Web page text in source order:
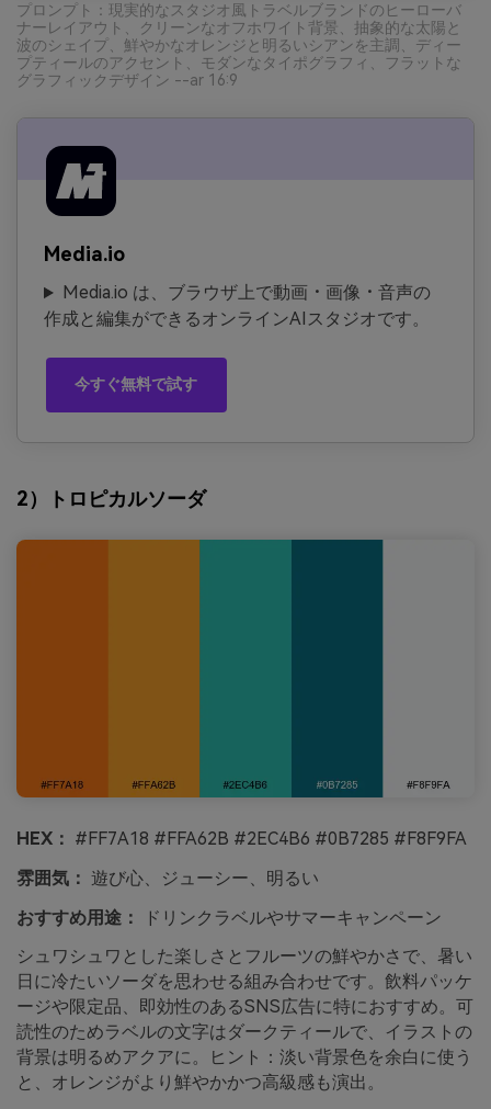
プロンプト：現実的なスタジオ風トラベルブランドのヒーローバ
ナーレイアウト、クリーンなオフホワイト背景、抽象的な太陽と
波のシェイプ、鮮やかなオレンジと明るいシアンを主調、ディー
プティールのアクセント、モダンなタイポグラフィ、フラットな
グラフィックデザイン --ar 16:9
Media.io
Media.io は、ブラウザ上で動画・画像・音声の
作成と編集ができるオンラインAIスタジオです。
今すぐ無料で試す
2）トロピカルソーダ
HEX： #FF7A18 #FFA62B #2EC4B6 #0B7285 #F8F9FA
雰囲気： 遊び心、ジューシー、明るい
おすすめ用途：
ドリンクラベルやサマーキャンペーン
シュワシュワとした楽しさとフルーツの鮮やかさで、暑い
日に冷たいソーダを思わせる組み合わせです。飲料パッケ
ージや限定品、即効性のあるSNS広告に特におすすめ。可
読性のためラベルの文字はダークティールで、イラストの
背景は明るめアクアに。ヒント：淡い背景色を余白に使う
と、オレンジがより鮮やかかつ高級感も演出。